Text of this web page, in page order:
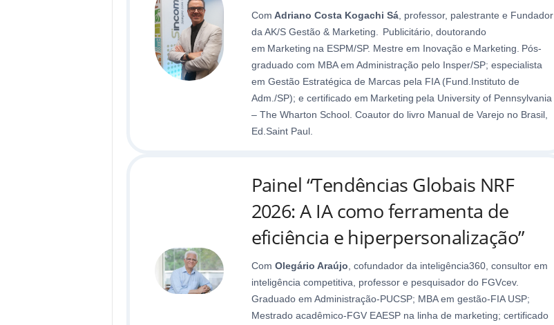
Com Adriano Costa Kogachi Sá, professor, palestrante e Fundador
da AK/S Gestão & Marketing. Publicitário, doutorando
em Marketing na ESPM/SP. Mestre em Inovação e Marketing. Pós-
graduado com MBA em Administração pelo Insper/SP; especialista
em Gestão Estratégica de Marcas pela FIA (Fund.Instituto de
Adm./SP); e certificado em Marketing pela University of Pennsylvania
– The Wharton School. Coautor do livro Manual de Varejo no Brasil,
Ed.Saint Paul.
Painel “Tendências Globais NRF
2026: A IA como ferramenta de
eficiência e hiperpersonalização”
Com Olegário Araújo , cofundador da inteligência360, consultor em
inteligência competitiva, professor e pesquisador do FGVcev.
Graduado em Administração-PUCSP; MBA em gestão-FIA USP;
Mestrado acadêmico-FGV EAESP na linha de marketing; certificado